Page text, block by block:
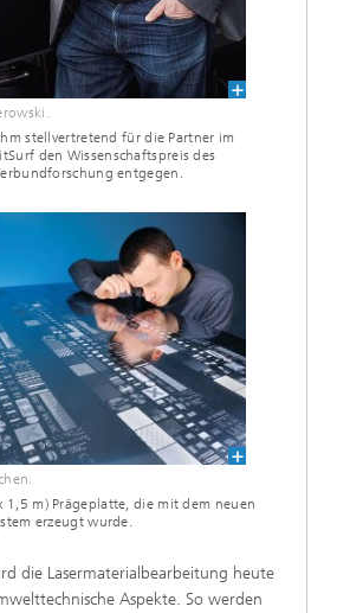
stellvertretend für die Partner im
den Wissenschaftspreis des
entgegen.
1,5 m) Prägeplatte, die mit dem neuen
erzeugt wurde.
die Lasermaterialbearbeitung heute
Aspekte. So werden